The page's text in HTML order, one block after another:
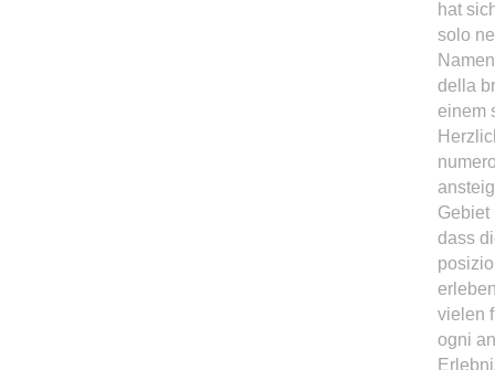
hat
solo
della
einem
Gebiet
dass
vielen
ogni